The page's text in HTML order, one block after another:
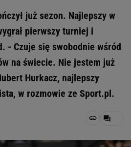
już sezon. Najlepszy w
pierwszy turniej i
- Czuje się swobodnie wśród
na świecie. Nie jestem już
Hurkacz, najlepszy
w rozmowie ze Sport.pl.